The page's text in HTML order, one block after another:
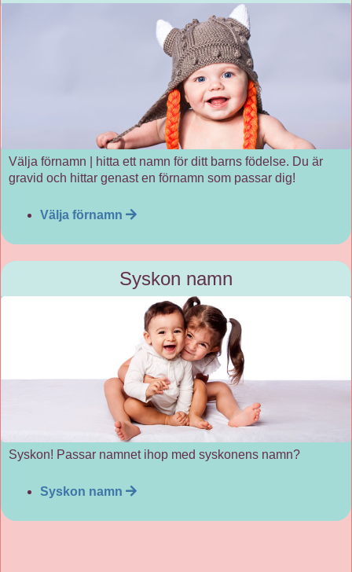
Välja förnamn | hitta ett namn för ditt barns födelse. Du är
gravid och hittar genast en förnamn som passar dig!
Välja förnamn
Syskon namn
Syskon! Passar namnet ihop med syskonens namn?
Syskon namn